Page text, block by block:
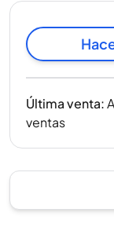
Última venta:
ventas